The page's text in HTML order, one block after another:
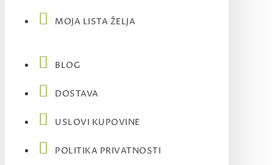
MOJA LISTA ŽELJA
BLOG
DOSTAVA
USLOVI KUPOVINE
POLITIKA PRIVATNOSTI